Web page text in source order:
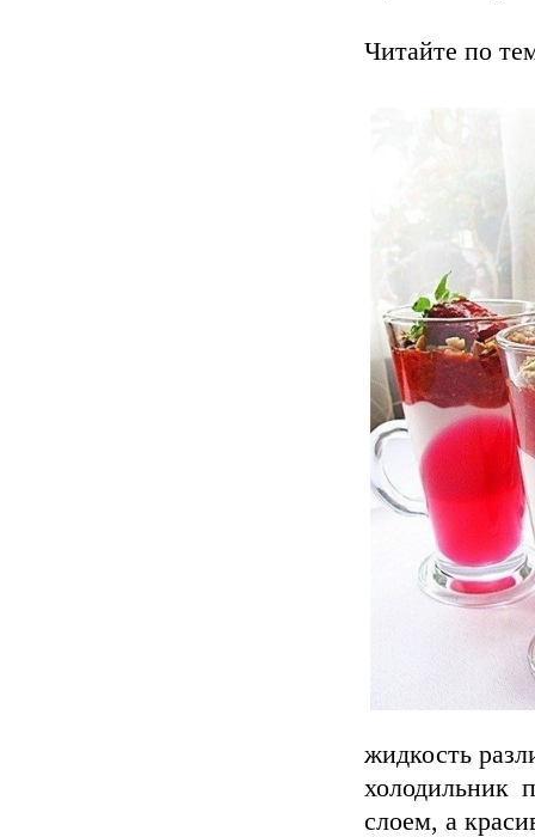
Читайте по
жидкость
холодильник
слоем, а